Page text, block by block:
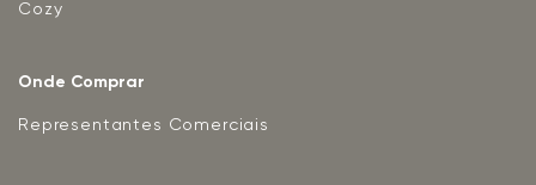
Cozy
Onde Comprar
Representantes Comerciais